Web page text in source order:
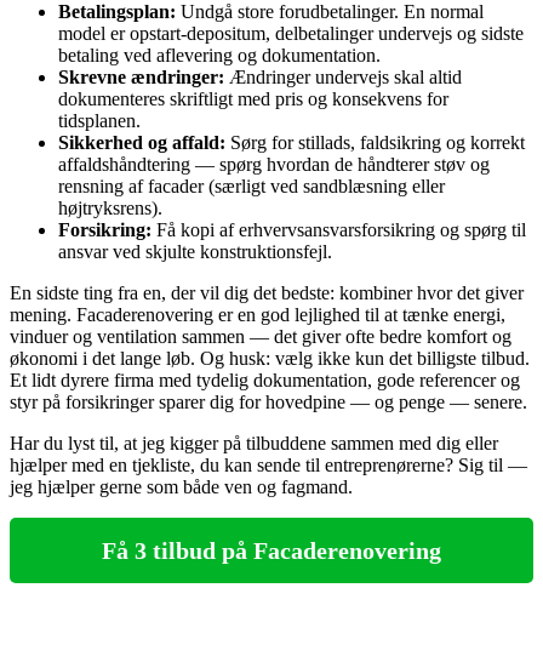
Betalingsplan: Undgå store forudbetalinger. En normal
model er opstart-depositum, delbetalinger undervejs og sidste
betaling ved aflevering og dokumentation.
Skrevne ændringer: Ændringer undervejs skal altid
dokumenteres skriftligt med pris og konsekvens for
tidsplanen.
Sikkerhed og affald: Sørg for stillads, faldsikring og korrekt
affaldshåndtering — spørg hvordan de håndterer støv og
rensning af facader (særligt ved sandblæsning eller
højtryksrens).
Forsikring: Få kopi af erhvervsansvarsforsikring og spørg til
ansvar ved skjulte konstruktionsfejl.
En sidste ting fra en, der vil dig det bedste: kombiner hvor det giver
mening. Facaderenovering er en god lejlighed til at tænke energi,
vinduer og ventilation sammen — det giver ofte bedre komfort og
økonomi i det lange løb. Og husk: vælg ikke kun det billigste tilbud.
Et lidt dyrere firma med tydelig dokumentation, gode referencer og
styr på forsikringer sparer dig for hovedpine — og penge — senere.
Har du lyst til, at jeg kigger på tilbuddene sammen med dig eller
hjælper med en tjekliste, du kan sende til entreprenørerne? Sig til —
jeg hjælper gerne som både ven og fagmand.
Få 3 tilbud på Facaderenovering